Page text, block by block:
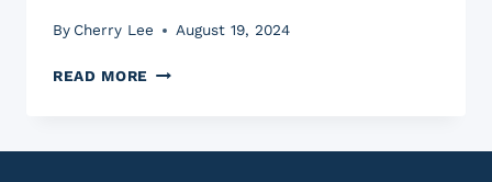
By Cherry Lee August 19, 2024
READ MORE